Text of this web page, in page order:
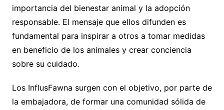
importancia del bienestar animal y la adopción
responsable. El mensaje que ellos difunden es
fundamental para inspirar a otros a tomar medidas
en beneficio de los animales y crear conciencia
sobre su cuidado.
LosInflusFawna surgen con el objetivo, por parte de
la embajadora, de formar una comunidad sólida de